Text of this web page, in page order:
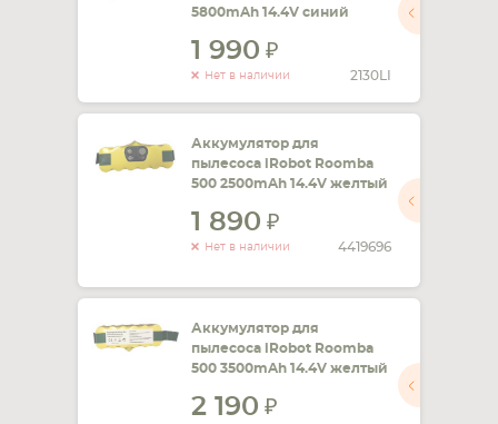
5800mAh 14.4V синий
1 990
Нет в наличии 2130LI
Аккумулятор для
пылесоса iRobot Roomba
500 2500mAh 14.4V желтый
1 890
Нет в наличии 4419696
Аккумулятор для
пылесоса iRobot Roomba
500 3500mAh 14.4V желтый
2 190